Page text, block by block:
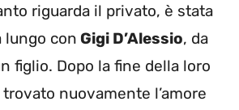
riguarda il privato, è stata
lungo con Gigi D’Alessio, da
figlio. Dopo la fine della loro
nuovamente l’amore